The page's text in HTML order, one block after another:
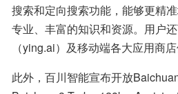
搜索和定向搜索功能，能够更精
专业、丰富的知识和资源。用户
（ying.ai）及移动端各大应用商店
此外，百川智能宣布开放